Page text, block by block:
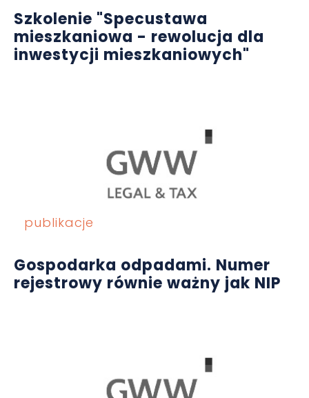
Szkolenie "Specustawa
mieszkaniowa - rewolucja dla
inwestycji mieszkaniowych"
publikacje
Gospodarka odpadami. Numer
rejestrowy równie ważny jak NIP